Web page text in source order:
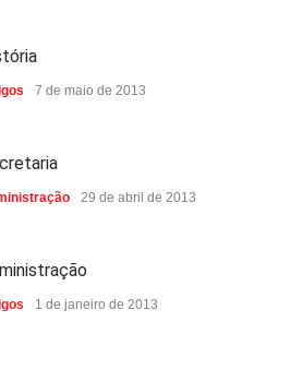
7 de maio de 2013
29 de abril de 2013
1 de janeiro de 2013